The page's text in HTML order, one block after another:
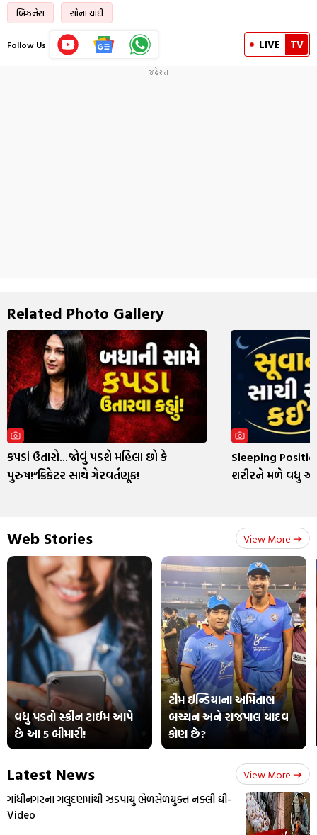
બિઝનેસ સોના ચાંદી
Follow Us LIVE TV
Related Photo Gallery
કપડાં ઉતારો...જોવું પડશે મહિલા છો કે
પુરુષ!”ક્રિકેટર સાથે ગેરવર્તણૂક!
Sleeping
શરીરને મળે વધુ
Web Stories View More
વધુ પડતો સ્ક્રીન ટાઈમ આપે
છે આ 5 બીમારી!
ટીમ ઈન્ડિયાના અમિતાભ
બચ્ચન અને રાજપાલ યાદવ
કોણ છે?
Latest News View More
ગાંધીનગરના ગલુદણમાંથી ઝડપાયુ ભેળસેળયુક્ત નક્લી ઘી-
Video